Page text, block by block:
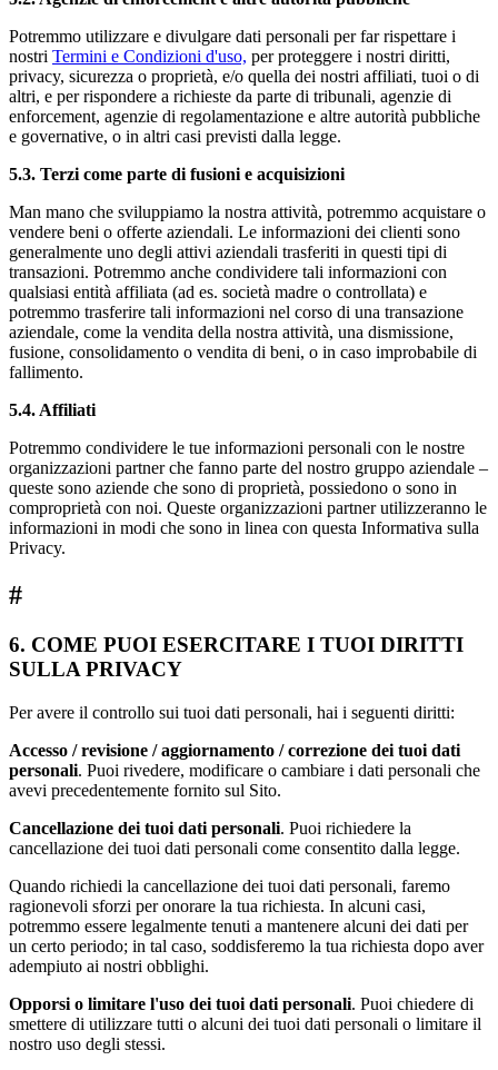
Potremmo utilizzare e divulgare dati personali per far rispettare i
nostri Termini e Condizioni d'uso, per proteggere i nostri diritti,
privacy, sicurezza o proprietà, e/o quella dei nostri affiliati, tuoi o di
altri, e per rispondere a richieste da parte di tribunali, agenzie di
enforcement, agenzie di regolamentazione e altre autorità pubbliche
e governative, o in altri casi previsti dalla legge.
5.3. Terzi come parte di fusioni e acquisizioni
Man mano che sviluppiamo la nostra attività, potremmo acquistare o
vendere beni o offerte aziendali. Le informazioni dei clienti sono
generalmente uno degli attivi aziendali trasferiti in questi tipi di
transazioni. Potremmo anche condividere tali informazioni con
qualsiasi entità affiliata (ad es. società madre o controllata) e
potremmo trasferire tali informazioni nel corso di una transazione
aziendale, come la vendita della nostra attività, una dismissione,
fusione, consolidamento o vendita di beni, o in caso improbabile di
fallimento.
5.4. Affiliati
Potremmo condividere le tue informazioni personali con le nostre
organizzazioni partner che fanno parte del nostro gruppo aziendale –
queste sono aziende che sono di proprietà, possiedono o sono in
comproprietà con noi. Queste organizzazioni partner utilizzeranno le
informazioni in modi che sono in linea con questa Informativa sulla
Privacy.
#
6. COME PUOI ESERCITARE I TUOI DIRITTI
SULLA PRIVACY
Per avere il controllo sui tuoi dati personali, hai i seguenti diritti:
Accesso / revisione / aggiornamento / correzione dei tuoi dati
personali. Puoi rivedere, modificare o cambiare i dati personali che
avevi precedentemente fornito sul Sito.
Cancellazione dei tuoi dati personali. Puoi richiedere la
cancellazione dei tuoi dati personali come consentito dalla legge.
Quando richiedi la cancellazione dei tuoi dati personali, faremo
ragionevoli sforzi per onorare la tua richiesta. In alcuni casi,
potremmo essere legalmente tenuti a mantenere alcuni dei dati per
un certo periodo; in tal caso, soddisferemo la tua richiesta dopo aver
adempiuto ai nostri obblighi.
Opporsi o limitare l'uso dei tuoi dati personali. Puoi chiedere di
smettere di utilizzare tutti o alcuni dei tuoi dati personali o limitare il
nostro uso degli stessi.